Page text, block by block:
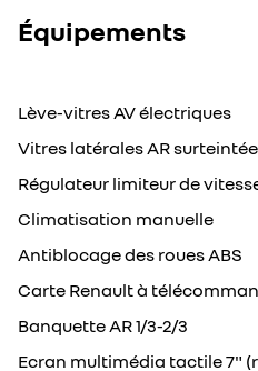
Équipements
Lève-vitres AV électriques
Vitres latérales AR
Régulateur limiteur de
Climatisation manuelle
Antiblocage des roues ABS
Carte Renault à
Banquette AR 1/3-2/3
Ecran multimédia tactile 7"